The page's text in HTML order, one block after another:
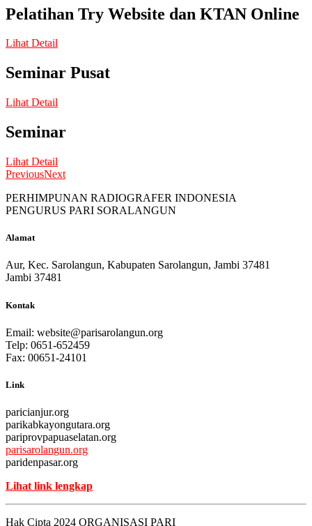
Pelatihan Try Website dan KTAN Online
Lihat Detail
Seminar Pusat
Lihat Detail
Seminar
Lihat Detail
PreviousNext
PERHIMPUNAN RADIOGRAFER INDONESIA
PENGURUS PARI SORALANGUN
Alamat
Aur, Kec. Sarolangun, Kabupaten Sarolangun, Jambi 37481
Jambi 37481
Kontak
Email: website@parisarolangun.org
Telp: 0651-652459
Fax: 00651-24101
Link
paricianjur.org
parikabkayongutara.org
pariprovpapuaselatan.org
parisarolangun.org
paridenpasar.org
Lihat link lengkap
Hak Cipta 2024 ORGANISASI PARI